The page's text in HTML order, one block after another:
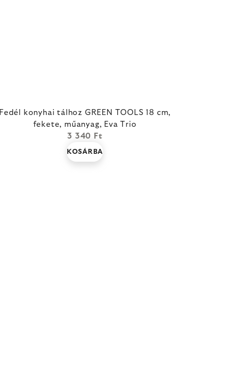
Fedél konyhai tálhoz GREEN TOOLS 18 cm,
fekete, műanyag, Eva Trio
3 340 Ft
KOSÁRBA